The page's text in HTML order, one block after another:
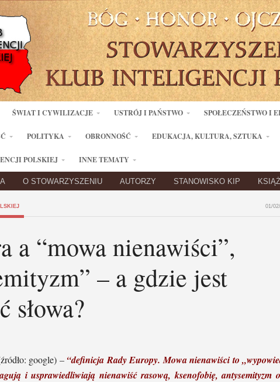
ŚWIAT I CYWILIZACJE USTRÓJ I PAŃSTWO SPOŁECZEŃSTWO I
POLITYKA OBRONNOŚĆ EDUKACJA, KULTURA, SZTUKA
POLSKIEJ INNE TEMATY
O STOWARZYSZENIU AUTORZY STANOWISKO KIP
01/
a “mowa nienawiści”,
– a gdzie jest
słowa?
google) – “definicja Rady Europy. Mowa nienawiści to
i usprawiedliwiają nienawiść rasową, ksenofobię, antysemityzm